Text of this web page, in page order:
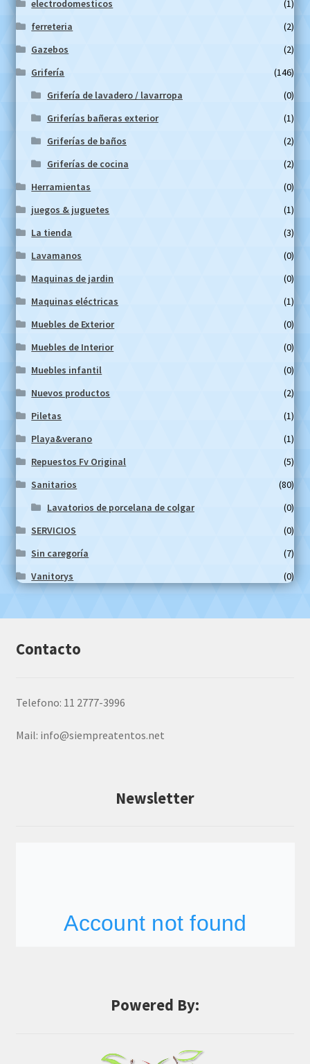
electrodomesticos
(1)
ferreteria
(2)
Gazebos
(2)
Grifería
(146)
Grifería de lavadero / lavarropa
(0)
Griferías bañeras exterior
(1)
Griferías de baños
(2)
Griferías de cocina
(2)
Herramientas
(0)
juegos & juguetes
(1)
La tienda
(3)
Lavamanos
(0)
Maquinas de jardin
(0)
Maquinas eléctricas
(1)
Muebles de Exterior
(0)
Muebles de Interior
(0)
Muebles infantil
(0)
Nuevos productos
(2)
Piletas
(1)
Playa&verano
(1)
Repuestos Fv Original
(5)
Sanitarios
(80)
Lavatorios de porcelana de colgar
(0)
SERVICIOS
(0)
Sin caregoría
(7)
Vanitorys
(0)
Contacto
Telefono: 11 2777-3996
Mail: info@siempreatentos.net
Newsletter
Powered By: